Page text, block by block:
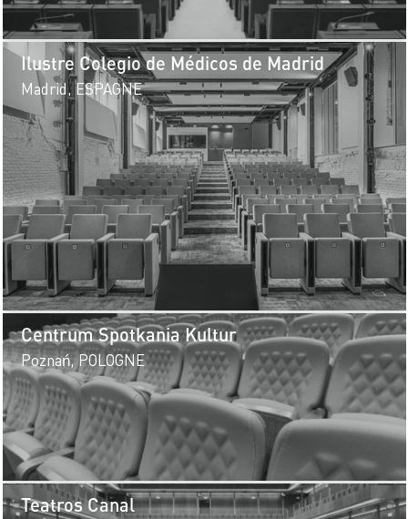
Ilustre Colegio de Médicos de Madrid
Madrid, ESPAGNE
Centrum Spotkania Kultur
Poznań, POLOGNE
Teatros Canal